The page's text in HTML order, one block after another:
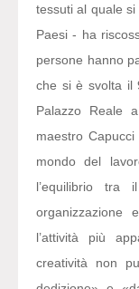
tessuti al quale
Paesi - ha
persone hanno
che si è svolta il
Palazzo Reale
maestro
mondo del
l’equilibrio tra
organizzazione
l’attività più
creatività non